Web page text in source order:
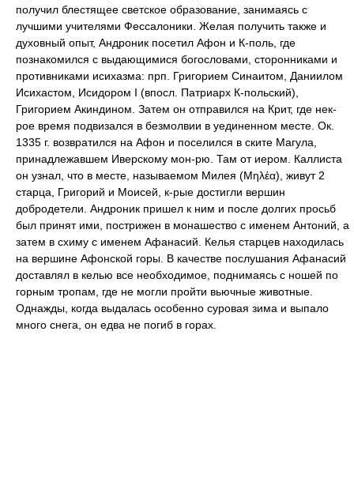
получил блестящее светское образование, занимаясь с
лучшими учителями Фессалоники. Желая получить также и
духовный опыт, Андроник посетил Афон и К-поль, где
познакомился с выдающимися богословами, сторонниками и
противниками исихазма: прп. Григорием Синаитом, Даниилом
Исихастом, Исидором I (впосл. Патриарх К-польский),
Григорием Акиндином. Затем он отправился на Крит, где нек-
рое время подвизался в безмолвии в уединенном месте. Ок.
1335 г. возвратился на Афон и поселился в ските Магула,
принадлежавшем Иверскому мон-рю. Там от иером. Каллиста
он узнал, что в месте, называемом Милея (Μηλέα), живут 2
старца, Григорий и Моисей, к-рые достигли вершин
добродетели. Андроник пришел к ним и после долгих просьб
был принят ими, пострижен в монашество с именем Антоний, а
затем в схиму с именем Афанасий. Келья старцев находилась
на вершине Афонской горы. В качестве послушания Афанасий
доставлял в келью все необходимое, поднимаясь с ношей по
горным тропам, где не могли пройти вьючные животные.
Однажды, когда выдалась особенно суровая зима и выпало
много снега, он едва не погиб в горах.